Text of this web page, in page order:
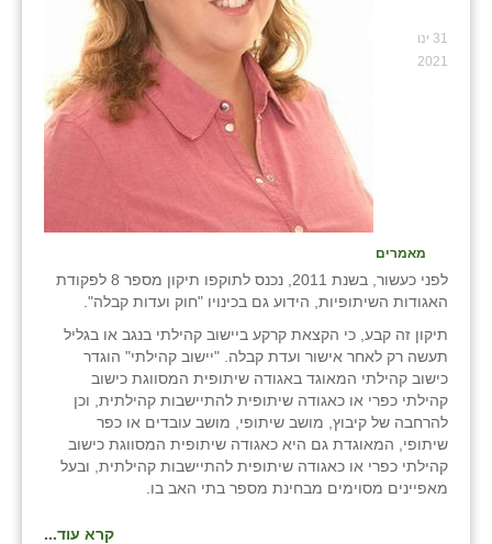
31 ינו
2021
מאמרים
לפני כעשור, בשנת 2011, נכנס לתוקפו תיקון מספר 8 לפקודת
האגודות השיתופיות, הידוע גם בכינויו "חוק ועדות קבלה".
תיקון זה קבע, כי הקצאת קרקע ביישוב קהילתי בנגב או בגליל
תעשה רק לאחר אישור ועדת קבלה. "יישוב קהילתי" הוגדר
כישוב קהילתי המאוגד באגודה שיתופית המסווגת כישוב
קהילתי כפרי או כאגודה שיתופית להתיישבות קהילתית, וכן
להרחבה של קיבוץ, מושב שיתופי, מושב עובדים או כפר
שיתופי, המאוגדת גם היא כאגודה שיתופית המסווגת כישוב
קהילתי כפרי או כאגודה שיתופית להתיישבות קהילתית, ובעל
מאפיינים מסוימים מבחינת מספר בתי האב בו.
קרא עוד...